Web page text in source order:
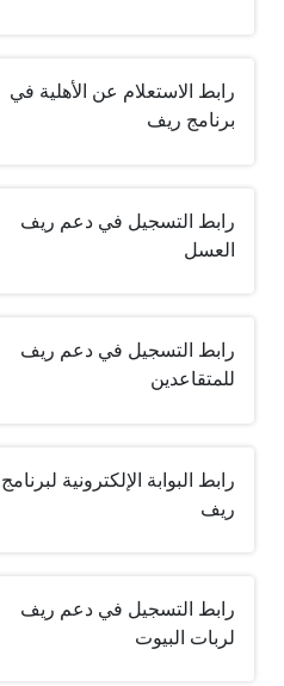
رابط الاستعلام عن الأهلية في
برنامج ريف
رابط التسجيل في دعم ريف
العسل
رابط التسجيل في دعم ريف
للمتقاعدين
رابط البوابة الإلكترونية لبرنامج
ريف
رابط التسجيل في دعم ريف
لربات البيوت